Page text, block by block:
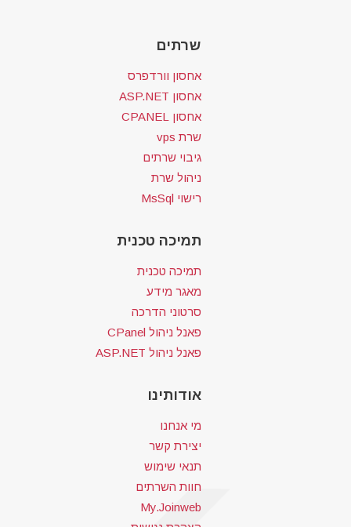
שרתים
אחסון וורדפרס
אחסון ASP.NET
אחסון CPANEL
שרת vps
גיבוי שרתים
ניהול שרת
רישוי MsSql
תמיכה טכנית
תמיכה טכנית
מאגר מידע
סרטוני הדרכה
פאנל ניהול CPanel
פאנל ניהול ASP.NET
אודותינו
מי אנחנו
יצירת קשר
תנאי שימוש
חוות השרתים
My.Joinweb